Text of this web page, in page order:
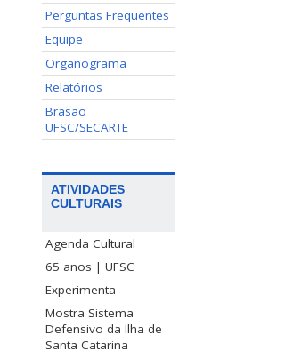
Perguntas Frequentes
Equipe
Organograma
Relatórios
Brasão
UFSC/SECARTE
ATIVIDADES
CULTURAIS
Agenda Cultural
65 anos | UFSC
Experimenta
Mostra Sistema
Defensivo da Ilha de
Santa Catarina